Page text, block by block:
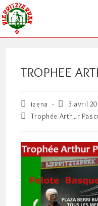
Skip
to
content
TROPHEE
Auteur/autrice
de
izena
Publication
publiée :
3 avril
PostTrophée Arthur